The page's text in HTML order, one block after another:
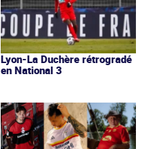
Lyon-La Duchère rétrogradé
en National 3